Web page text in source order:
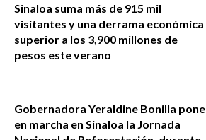
Sinaloa suma más de 915 mil
visitantes y una derrama económica
superior a los 3,900 millones de
pesos este verano
Gobernadora Yeraldine Bonilla pone
en marcha en Sinaloa la Jornada